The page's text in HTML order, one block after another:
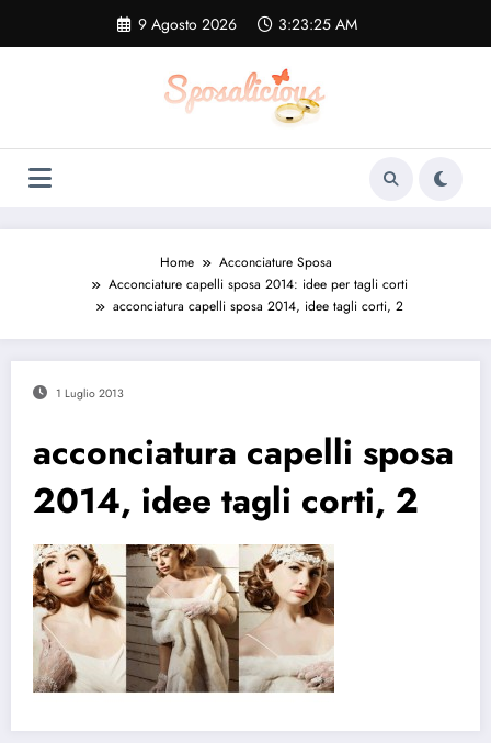
contenuto
9 Agosto 2026 3:23:26 AM
Home
Acconciature Sposa
Acconciature capelli sposa 2014: idee per tagli corti
acconciatura capelli sposa 2014, idee tagli corti, 2
1 Luglio 2013
acconciatura capelli sposa
2014, idee tagli corti, 2